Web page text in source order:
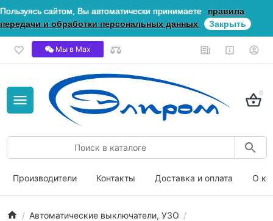
Пользуясь сайтом, Вы автоматически принимаете
правила
передачи и обработки персональных данных
Закрыть
Мы в Мах
0
Производители Контакты Доставка и оплата О
Автоматические выключатели, УЗО